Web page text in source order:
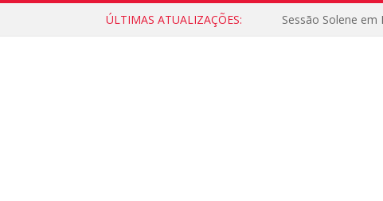
ÚLTIMAS ATUALIZAÇÕES: Sessão Solene